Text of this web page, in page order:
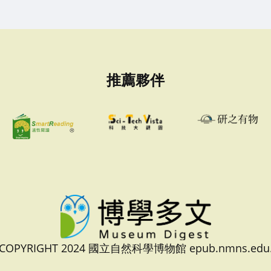
推薦夥伴
2024 國立自然科學博物館